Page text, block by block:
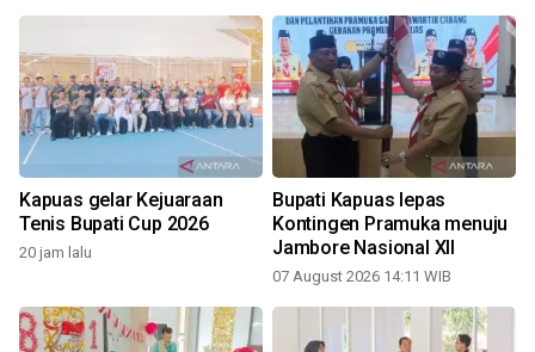
Kapuas gelar Kejuaraan
Tenis Bupati Cup 2026
20 jam lalu
Bupati Kapuas lepas
Kontingen Pramuka menuju
Jambore Nasional XII
07 August 2026 14:11 WIB